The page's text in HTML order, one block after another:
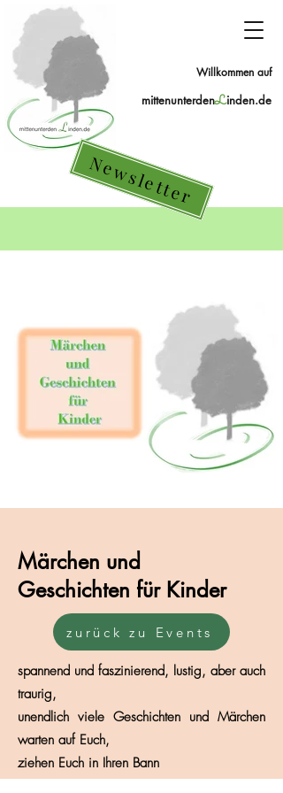
Willkommen auf
mittenunterdenLinden.de
Newsletter
Märchen und
Geschichten für Kinder
spannend und faszinierend, lustig, aber auch
traurig,
unendlich viele Geschichten und Märchen
warten auf Euch,
ziehen Euch in Ihren Bann
zurück zu Events